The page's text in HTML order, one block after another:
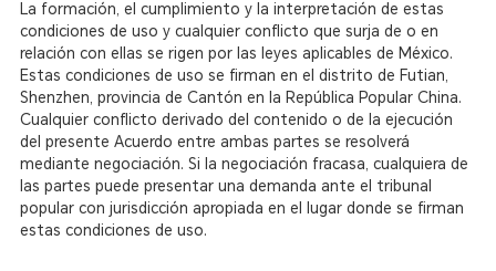
La formación, el cumplimiento y la interpretación de estas
condiciones de uso y cualquier conflicto que surja de o en
relación con ellas se rigen por las leyes aplicables de México.
Estas condiciones de uso se firman en el distrito de Futian,
Shenzhen, provincia de Cantón en la República Popular China.
Cualquier conflicto derivado del contenido o de la ejecución
del presente Acuerdo entre ambas partes se resolverá
mediante negociación. Si la negociación fracasa, cualquiera de
las partes puede presentar una demanda ante el tribunal
popular con jurisdicción apropiada en el lugar donde se firman
estas condiciones de uso.